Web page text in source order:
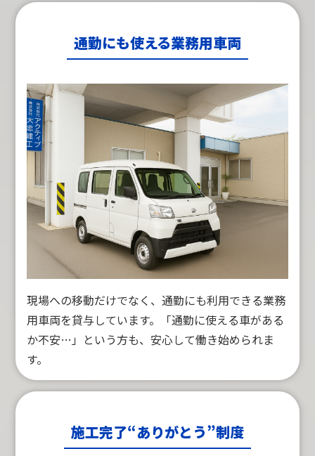
通勤にも使える業務用車両
現場への移動だけでなく、通勤にも利用できる業務
用車両を貸与しています。「通勤に使える車がある
か不安…」という方も、安心して働き始められま
す。
施工完了“ありがとう”制度